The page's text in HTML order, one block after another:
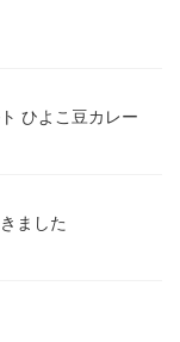
ひよこ豆カレー
ました